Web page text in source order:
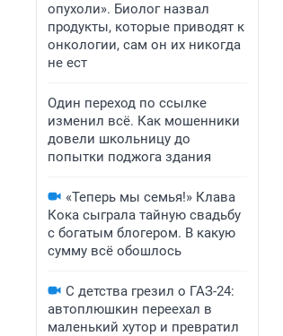
опухоли». Биолог назвал
продукты, которые приводят к
онкологии, сам он их никогда
не ест
Один переход по ссылке
изменил всё. Как мошенники
довели школьницу до
попытки поджога здания
«Теперь мы семья!» Клава
Кока сыграла тайную свадьбу
с богатым блогером. В какую
сумму всё обошлось
С детства грезил о ГАЗ-24:
автоплюшкин переехал в
маленький хутор и превратил